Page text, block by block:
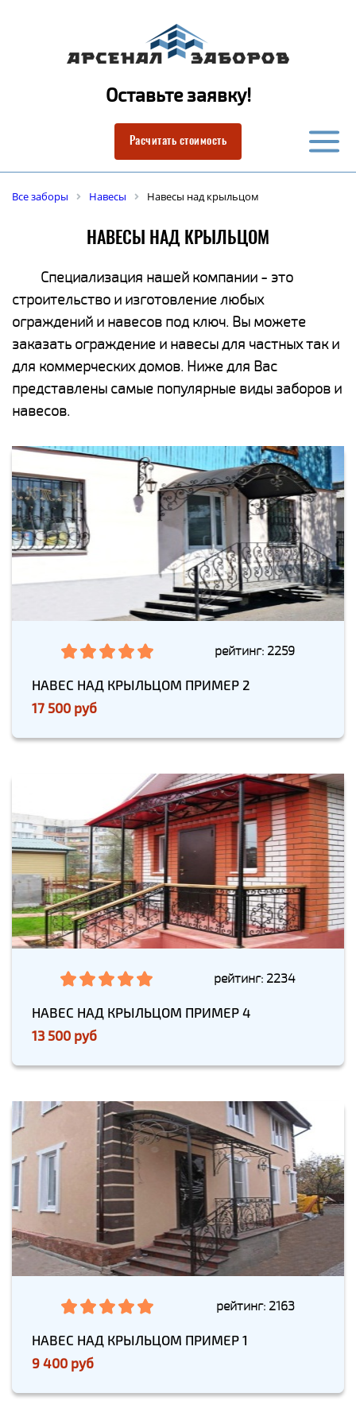
Оставьте заявку!
Расчитать стоимость
Все заборы Навесы Навесы над крыльцом
НАВЕСЫ НАД КРЫЛЬЦОМ
Специализация нашей компании - это
строительство и изготовление любых
ограждений и навесов под ключ. Вы можете
заказать ограждение и навесы для частных так и
для коммерческих домов. Ниже для Вас
представлены самые популярные виды заборов и
навесов.
рейтинг: 2259
НАВЕС НАД КРЫЛЬЦОМ ПРИМЕР 2
17 500 руб
рейтинг: 2234
НАВЕС НАД КРЫЛЬЦОМ ПРИМЕР 4
13 500 руб
рейтинг: 2163
НАВЕС НАД КРЫЛЬЦОМ ПРИМЕР 1
9 400 руб